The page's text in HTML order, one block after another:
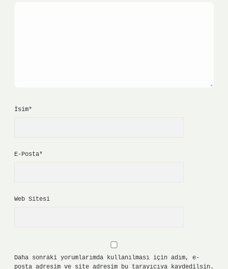
İsim*
E-Posta*
Web Sitesi
Daha sonraki yorumlarımda kullanılması için adım, e-
posta adresim ve site adresim bu tarayıcıya kaydedilsin.